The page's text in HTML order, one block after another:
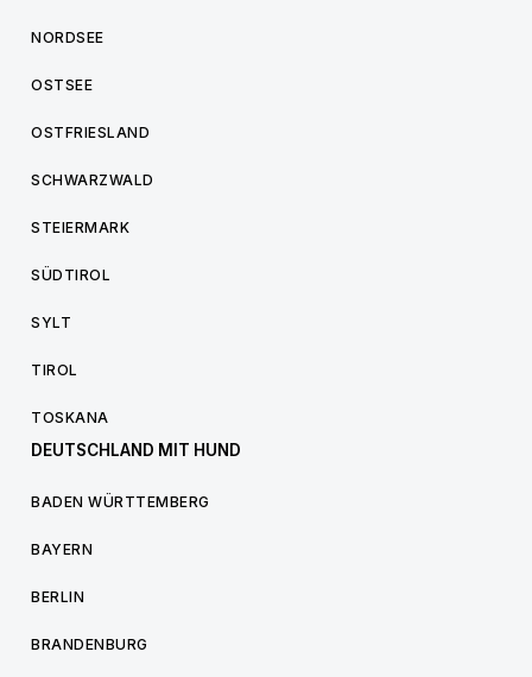
NORDSEE
OSTSEE
OSTFRIESLAND
SCHWARZWALD
STEIERMARK
SÜDTIROL
SYLT
TIROL
TOSKANA
DEUTSCHLAND MIT HUND
BADEN WÜRTTEMBERG
BAYERN
BERLIN
BRANDENBURG